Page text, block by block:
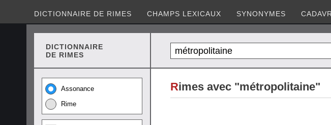
DICTIONNAIRE DE RIMES CHAMPS LEXICAUX SYNONYMES
DICTIONNAIRE
DE RIMES
Assonance
Rime
Rimes avec "métropolitaine"